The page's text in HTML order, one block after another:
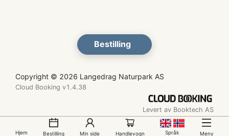
Bestilling
Copyright © 2026 Langedrag Naturpark AS
Cloud Booking v1.4.38
Levert av Booktech AS
Hjem Bestilling Min side Handlevogn Språk Meny